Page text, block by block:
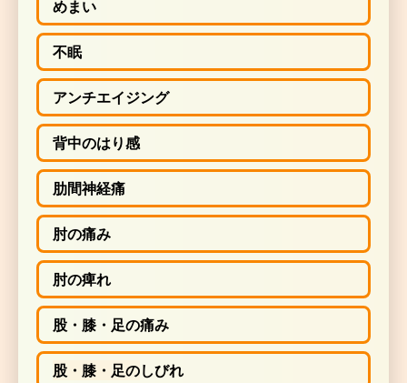
めまい
不眠
アンチエイジング
背中のはり感
肋間神経痛
肘の痛み
肘の痺れ
股・膝・足の痛み
股・膝・足のしびれ